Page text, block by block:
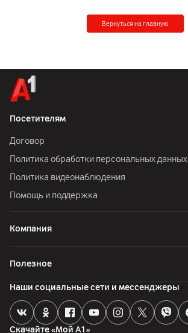
Вернуться на главную
Посетителям
Договор
Политика обработки персональных данных
Политика видеонаблюдения
Помощь и поддержка
Компания
Полезное
Скачайте «Мой А1»
Наши социальные сети и мессенджеры